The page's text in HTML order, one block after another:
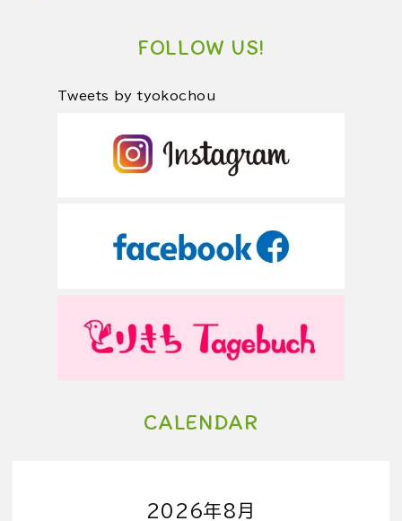
FOLLOW US!
Tweets by tyokochou
CALENDAR
2026年8月